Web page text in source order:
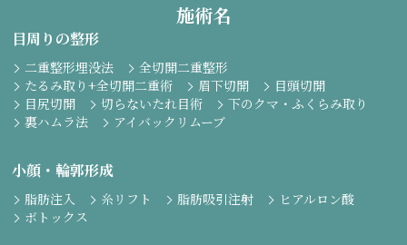
施術名
目周りの整形
二重整形埋没法
全切開二重整形
たるみ取り+全切開二重術
眉下切開
目頭切開
目尻切開
切らないたれ目術
下のクマ・ふくらみ取り
裏ハムラ法
アイバックリムーブ
小顔・輪郭形成
脂肪注入 糸リフト 脂肪吸引注射
ヒアルロン酸
ボトックス